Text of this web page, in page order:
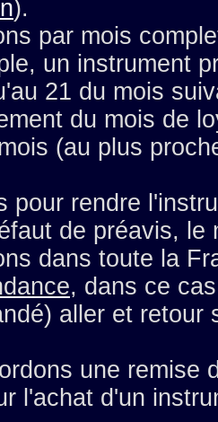
).
par mois
un instrument
21 du mois
du mois de
(au plus
pour rendre
de préavis, le
dans toute la
, dans ce
aller et retour
une remise
l'achat d'un